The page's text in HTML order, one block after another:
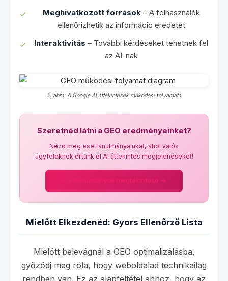
Meghivatkozott források– A felhasználók
ellenőrizhetik az információ eredetét
Interaktivitás – További kérdéseket tehetnek fel
az AI-nak
2. ábra: A Google AI áttekintések működési folyamata
Szeretnéd látni a GEO eredményeinket?
Nézd meg esettanulmányainkat, ahol valós
ügyfeleknek értünk el AI áttekintés megjelenéseket!
Esettanulmányok megtekintése →
Mielőtt Elkezdenéd: Gyors Ellenőrző Lista
Mielőtt belevágnál a GEO optimalizálásba,
győződj meg róla, hogy weboldalad technikailag
rendben van. Ez az alapfeltétel ahhoz, hogy az